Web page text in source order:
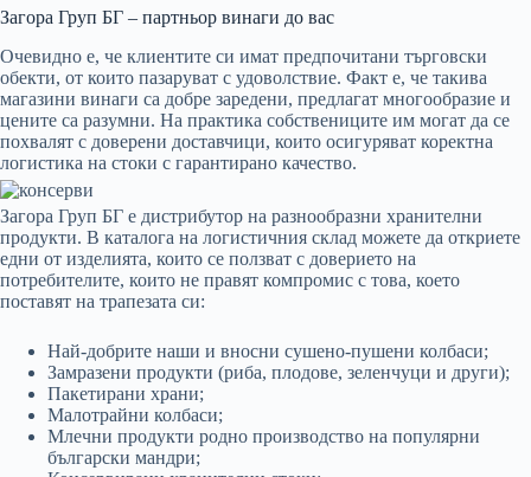
Загора Груп БГ – партньор винаги до вас
Очевидно е, че клиентите си имат предпочитани търговски
обекти, от които пазаруват с удоволствие. Факт е, че такива
магазини винаги са добре заредени, предлагат многообразие и
цените са разумни. На практика собствениците им могат да се
похвалят с доверени доставчици, които осигуряват коректна
логистика на стоки с гарантирано качество.
Загора Груп БГ е дистрибутор на разнообразни хранителни
продукти. В каталога на логистичния склад можете да откриете
едни от изделията, които се ползват с доверието на
потребителите, които не правят компромис с това, което
поставят на трапезата си:
Най-добрите наши и вносни сушено-пушени колбаси;
Замразени продукти (риба, плодове, зеленчуци и други);
Пакетирани храни;
Малотрайни колбаси;
Млечни продукти родно производство на популярни
български мандри;